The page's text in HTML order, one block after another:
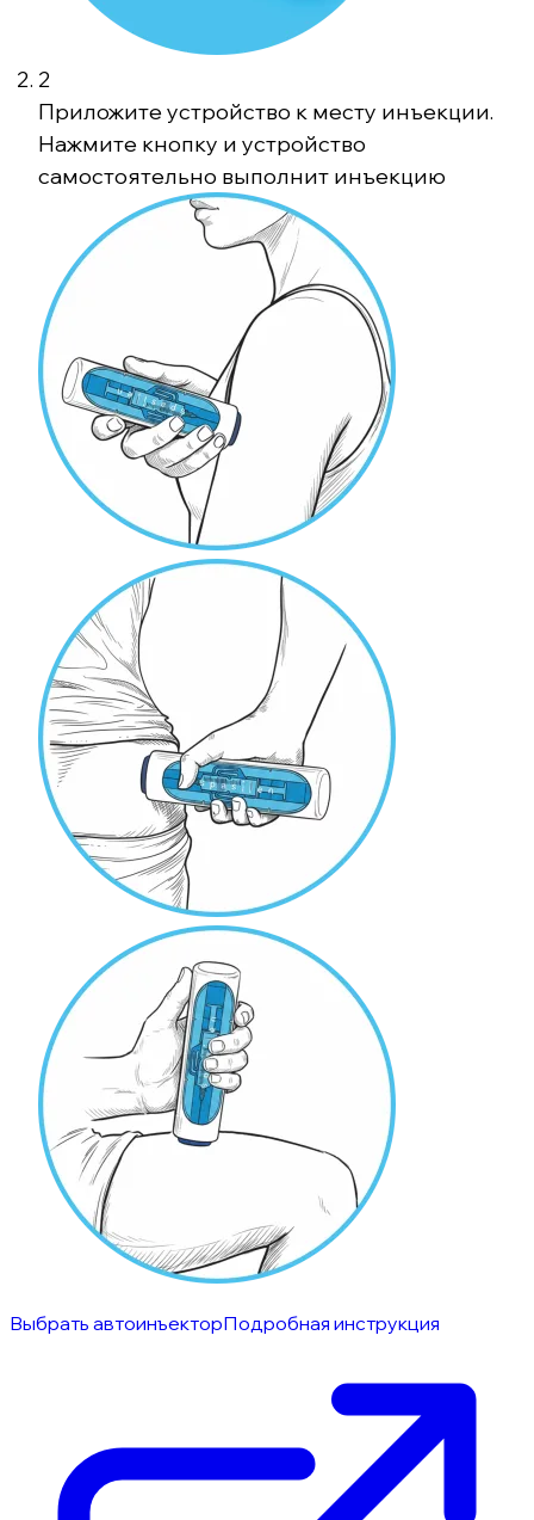
2
Приложите устройство к месту инъекции.
Нажмите кнопку и устройство
самостоятельно выполнит инъекцию
Выбрать автоинъекторПодробная инструкция